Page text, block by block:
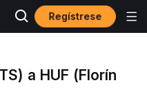
Regístrese
húngaro(HUF)
a HUF (Florín